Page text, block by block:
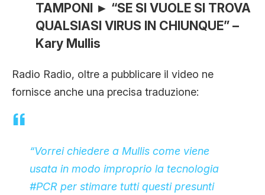
TAMPONI ► “SE SI VUOLE SI TROVA
QUALSIASI VIRUS IN CHIUNQUE” –
Kary Mullis
Radio Radio, oltre a pubblicare il video ne
fornisce anche una precisa traduzione:
“Vorrei chiedere a Mullis come viene
usata in modo improprio la tecnologia
#PCR per stimare tutti questi presunti